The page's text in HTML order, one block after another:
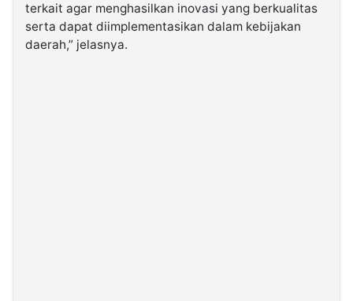
terkait agar menghasilkan inovasi yang berkualitas
serta dapat diimplementasikan dalam kebijakan
daerah,” jelasnya.